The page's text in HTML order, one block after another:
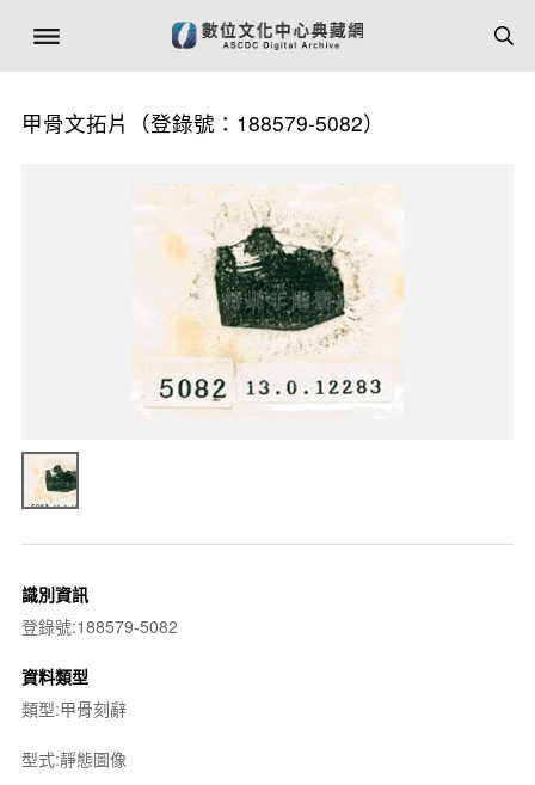
甲骨文拓片（登錄號：188579-5082）
識別資訊
登錄號:188579-5082
資料類型
類型:甲骨刻辭
型式:靜態圖像